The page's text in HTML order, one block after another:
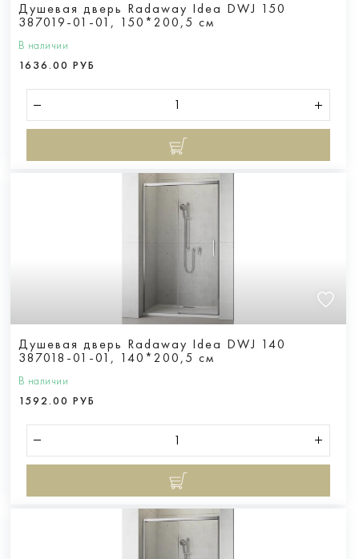
Душевая дверь Radaway Idea DWJ 150
387019-01-01, 150*200,5 см
В наличии
1636.00 РУБ
Душевая дверь Radaway Idea DWJ 140
387018-01-01, 140*200,5 см
В наличии
1592.00 РУБ